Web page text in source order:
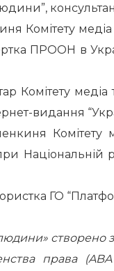
Комітету
ПРООН в
Комітету
видання
Комітету
Національній
ГО
створено
права